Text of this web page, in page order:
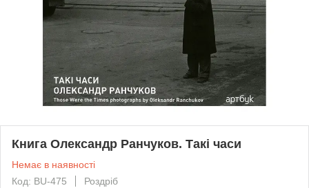
Книга Олександр Ранчуков. Такі часи
Немає в наявності
Код: BU-475
Роздріб